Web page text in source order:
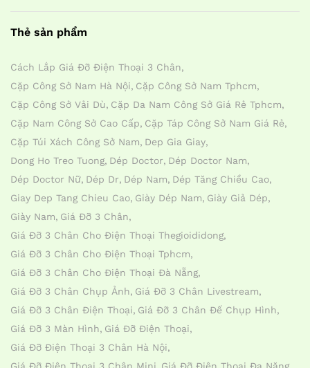
Thẻ sản phẩm
Cách Lắp Giá Đỡ Điện Thoại 3 Chân
Cặp Công Sở Nam Hà Nội Cặp Công Sở Nam Tphcm
Cặp Công Sở Vải Dù Cặp Da Nam Công Sở Giá Rẻ Tphcm
Cặp Nam Công Sở Cao Cấp Cặp Táp Công Sở Nam Giá Rẻ
Cặp Túi Xách Công Sở Nam Dep Gia Giay
Dong Ho Treo Tuong Dép Doctor Dép Doctor Nam
Dép Doctor Nữ Dép Dr Dép Nam Dép Tăng Chiều Cao
Giay Dep Tang Chieu Cao Giày Dép Nam Giày Giả Dép
Giày Nam Giá Đỡ 3 Chân
Giá Đỡ 3 Chân Cho Điện Thoại Thegioididong
Giá Đỡ 3 Chân Cho Điện Thoại Tphcm
Giá Đỡ 3 Chân Cho Điện Thoại Đà Nẵng
Giá Đỡ 3 Chân Chụp Ảnh Giá Đỡ 3 Chân Livestream
Giá Đỡ 3 Chân Điện Thoại Giá Đỡ 3 Chân Đế Chụp Hình
Giá Đỡ 3 Màn Hình Giá Đỡ Điện Thoại
Giá Đỡ Điện Thoại 3 Chân Hà Nội